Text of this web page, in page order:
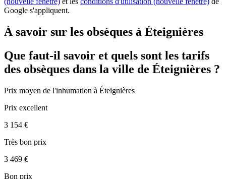
Google s'appliquent.
À savoir sur les obsèques à Éteignières
Que faut-il savoir et quels sont les tarifs
des obsèques dans la ville de Éteignières ?
Prix moyen de l'inhumation à Éteignières
Prix excellent
3 154 €
Très bon prix
3 469 €
Bon prix